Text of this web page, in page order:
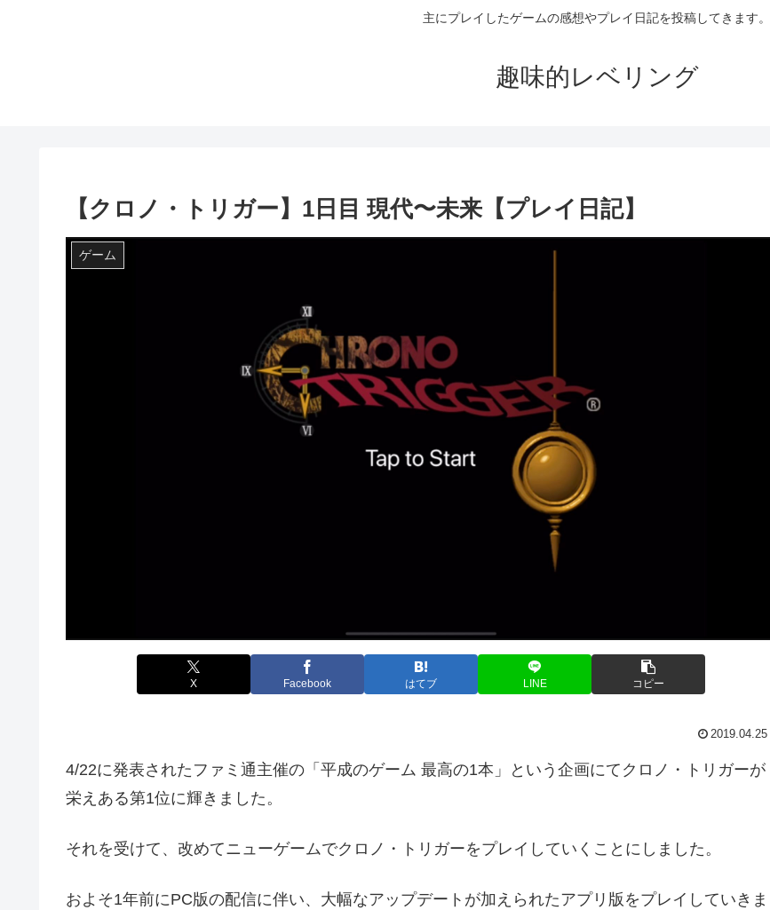
主にプレイしたゲームの感想やプレイ日記を投稿してきます。
趣味的レベリング
【クロノ・トリガー】1日目 現代〜未来【プレイ日記】
ゲーム
X Facebook はてブ LINE コピー
2019.04.25
4/22に発表されたファミ通主催の「平成のゲーム 最高の1本」という企画にてクロノ・トリガーが
栄えある第1位に輝きました。
それを受けて、改めてニューゲームでクロノ・トリガーをプレイしていくことにしました。
およそ1年前にPC版の配信に伴い、大幅なアップデートが加えられたアプリ版をプレイしていきま